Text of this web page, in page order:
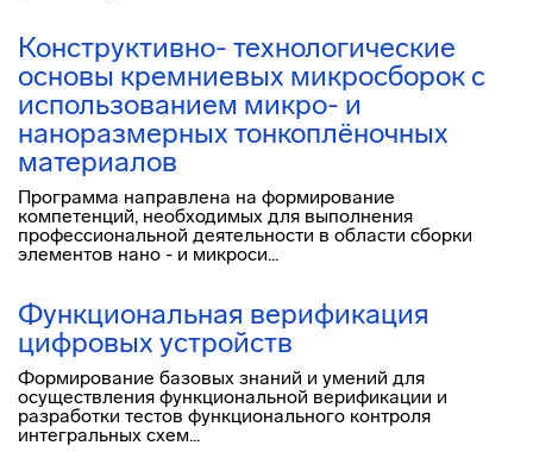
Конструктивно- технологические
основы кремниевых микросборок с
использованием микро- и
наноразмерных тонкоплёночных
материалов
Программа направлена на формирование
компетенций, необходимых для выполнения
профессиональной деятельности в области сборки
элементов нано - и микроси...
Функциональная верификация
цифровых устройств
Формирование базовых знаний и умений для
осуществления функциональной верификации и
разработки тестов функционального контроля
интегральных схем...